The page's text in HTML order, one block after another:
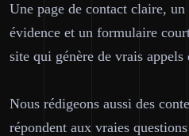
Une page de contact claire,
évidence et un formulaire
site qui génère de vrais appels
Nous rédigeons aussi des
répondent aux vraies